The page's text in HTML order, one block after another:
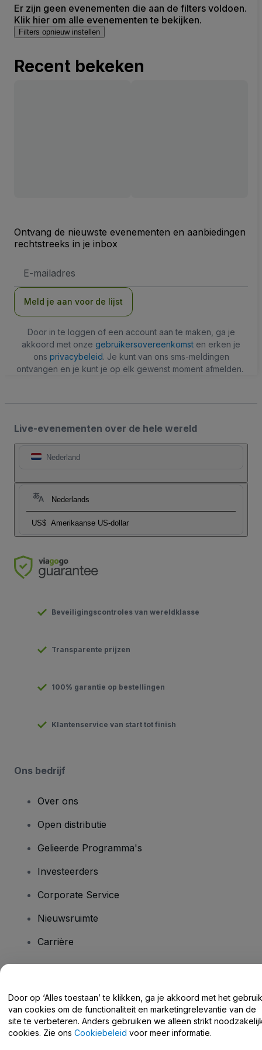
Er zijn geen evenementen die aan de filters voldoen.
Klik hier om alle evenementen te bekijken.
Filters opnieuw instellen
Recent bekeken
Ontvang de nieuwste evenementen en aanbiedingen
rechtstreeks in je inbox
mailadres
Meld je aan voor de lijst
Door in te loggen of een account aan te maken, ga je
akkoord met onze gebruikersovereenkomst en erken je
ons privacybeleid. Je kunt van ons sms-meldingen
ontvangen en je kunt je op elk gewenst moment afmelden.
Live-evenementen over de hele wereld
Nederland
Nederlands
US$ Amerikaanse US-dollar
Beveiligingscontroles van wereldklasse
Transparente prijzen
100% garantie op bestellingen
Klantenservice van start tot finish
Ons bedrijf
Over ons
Open distributie
Gelieerde Programma's
Investeerders
Corporate Service
Nieuwsruimte
Carrière
Helpcentrum / Neem Contact Met Ons Op
Door op ‘Alles toestaan’ te klikken, ga je akkoord met het gebruik
van cookies om de functionaliteit en marketingrelevantie van de
site te verbeteren. Anders gebruiken we alleen strikt
cookies. Zie ons Cookiebeleid voor meer informatie.